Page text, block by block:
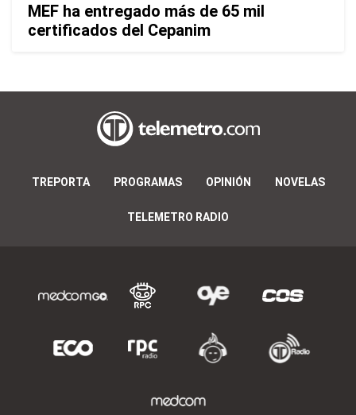
MEF ha entregado más de 65 mil
certificados del Cepanim
TREPORTA PROGRAMAS OPINIÓN NOVELAS
TELEMETRO RADIO